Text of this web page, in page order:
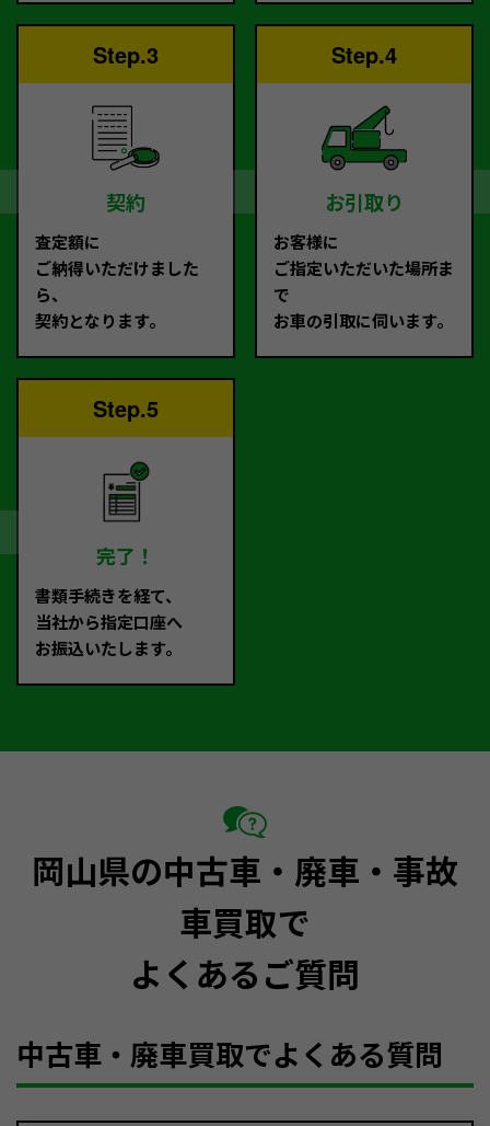
Step.3
契約
査定額に
ご納得いただけました
ら、
契約となります。
Step.4
お引取り
お客様に
ご指定いただいた場所ま
で
お車の引取に伺います。
Step.5
完了！
書類手続きを経て、
当社から指定口座へ
お振込いたします。
岡山県の中古車・廃車・事故
車買取で
よくあるご質問
中古車・廃車買取でよくある質問